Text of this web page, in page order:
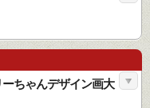
ちゃんデザイン画大